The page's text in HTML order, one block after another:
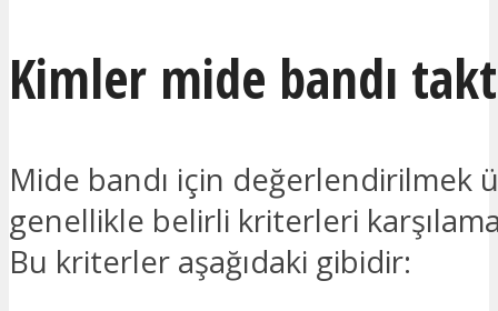
Kimler mide bandı
Mide bandı için değerlendirilmek
genellikle belirli kriterleri
Bu kriterler aşağıdaki gibidir: